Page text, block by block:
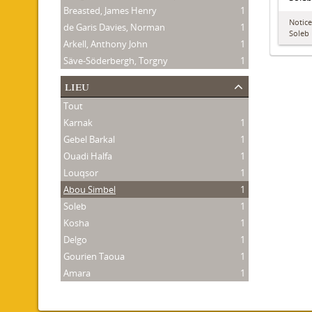
Breasted, James Henry
1
de Garis Davies, Norman
1
Arkell, Anthony John
1
Säve-Söderbergh, Torgny
1
lieu
Tout
Karnak
1
Gebel Barkal
1
Ouadi Halfa
1
Louqsor
1
Abou Simbel
1
Soleb
1
Kosha
1
Delgo
1
Gourien Taoua
1
Amara
1
Soleb